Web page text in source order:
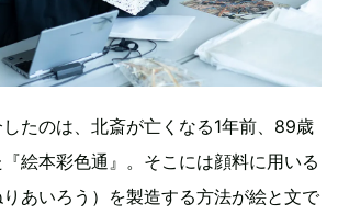
たのは、北斎が亡くなる1年前、89歳
絵本彩色通』。そこには顔料に用いる
あいろう）を製造する方法が絵と文で